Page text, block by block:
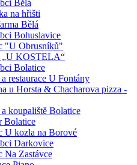
Bělá
na hřišti
Bělá
Bohuslavice
"U Obrusníků"
„U KOSTELA“
Bolatice
restaurace U Fontány
u Horsta & Chacharova pizza -
koupaliště Bolatice
Bolatice
U kozla na Borové
Darkovice
Na Zastávce